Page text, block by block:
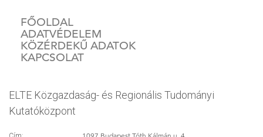
FŐOLDAL
ADATVÉDELEM
KÖZÉRDEKŰ ADATOK
KAPCSOLAT
ELTE Közgazdaság- és Regionális Tudományi
Kutatóközpont